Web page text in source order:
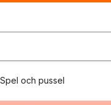
Spel och pussel